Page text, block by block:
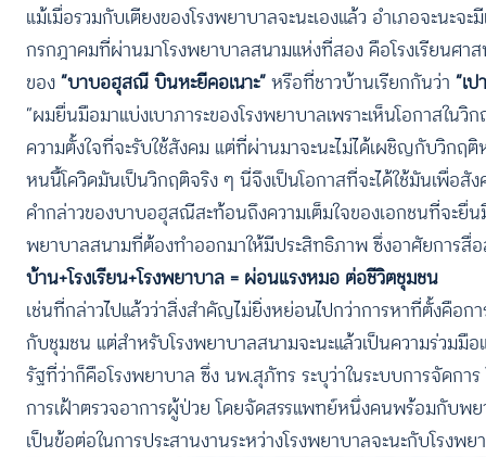
แม้เมื่อรวมกับเตียงของโรงพยาบาลจะนะเองแล้ว อำเภอจะน
กรกฎาคมที่ผ่านมาโรงพยาบาลสนามแห่งที่สอง คือโรงเรียนศ
ของ“บาบอฮุสณี บินหะยีคอเนาะ”หรือที่ชาวบ้านเรียกกันว่า “เป
“ผมยื่นมือมาแบ่งเบาภาระของโรงพยาบาลเพราะเห็นโอกาสใ
ความตั้งใจที่จะรับใช้สังคม แต่ที่ผ่านมาจะนะไม่ได้เผชิญกับวิกฤ
หนนี้โควิดมันเป็นวิกฤติจริง ๆ นี่จึงเป็นโอกาสที่จะได้ใช้มันเพื่อสัง
คำกล่าวของบาบอฮุสณีสะท้อนถึงความเต็มใจของเอกชนที่จะยื่
พยาบาลสนามที่ต้องทำออกมาให้มีประสิทธิภาพ ซึ่งอาศัยการสื่
บ้าน+โรงเรียน+โรงพยาบาล = ผ่อนแรงหมอ ต่อชีวิตชุมชน
เช่นที่กล่าวไปแล้วว่าสิ่งสำคัญไม่ยิ่งหย่อนไปกว่าการหาที่ตั้งคือ
กับชุมชน แต่สำหรับโรงพยาบาลสนามจะนะแล้วเป็นความร่วม
รัฐที่ว่าก็คือโรงพยาบาล ซึ่ง นพ.สุภัทร ระบุว่าในระบบการจัดก
การเฝ้าตรวจอาการผู้ป่วย โดยจัดสรรแพทย์หนึ่งคนพร้อมกับ
เป็นข้อต่อในการประสานงานระหว่างโรงพยาบาลจะนะกับโรง